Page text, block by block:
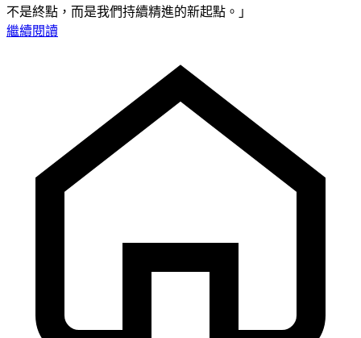
不是終點，而是我們持續精進的新起點。」
繼續閱讀